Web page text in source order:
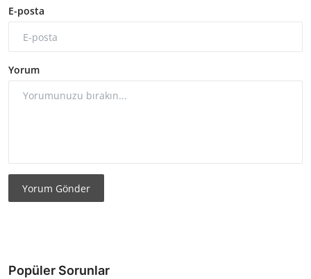
E-posta
Yorum
Yorum Gönder
Popüler Sorunlar